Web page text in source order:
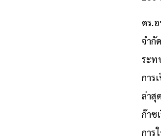
ดร.
จำกั
ระท
การ
ล่าสุ
ก๊าซ
การ